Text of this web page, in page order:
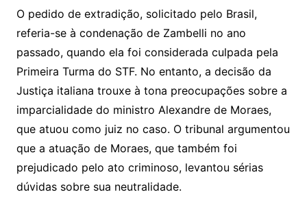
O pedido de extradição, solicitado pelo Brasil,
referia-se à condenação de Zambelli no ano
passado, quando ela foi considerada culpada pela
Primeira Turma do STF. No entanto, a decisão da
Justiça italiana trouxe à tona preocupações sobre a
imparcialidade do ministro Alexandre de Moraes,
que atuou como juiz no caso. O tribunal argumentou
que a atuação de Moraes, que também foi
prejudicado pelo ato criminoso, levantou sérias
dúvidas sobre sua neutralidade.